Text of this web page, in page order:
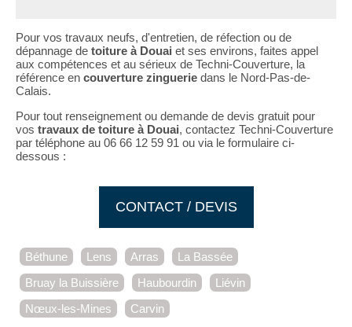
Pour vos travaux neufs, d'entretien, de réfection ou de
dépannage de toiture à Douai et ses environs, faites appel
aux compétences et au sérieux de Techni-Couverture, la
référence en couverture zinguerie dans le Nord-Pas-de-
Calais.
Pour tout renseignement ou demande de devis gratuit pour
vos travaux de toiture à Douai, contactez Techni-Couverture
par téléphone au 06 66 12 59 91 ou via le formulaire ci-
dessous :
CONTACT / DEVIS
Béthune Lens Arras
La Bassée
Bruay la Buissière
Haubourdin
Liévin
Nœux-les-Mines
Carvin